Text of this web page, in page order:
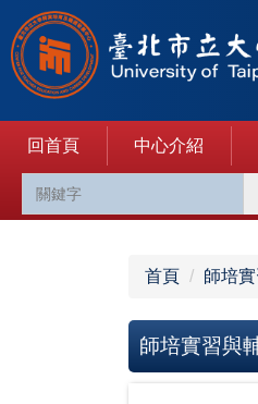
跳
到
主
要
內
區
回首頁 中心介紹
首頁 師培
師培實習與